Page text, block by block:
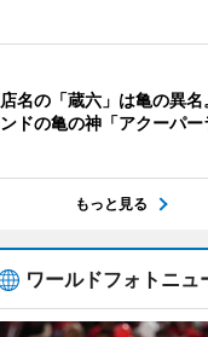
店名の「蔵六」は亀の異
ンドの亀の神「アクーパ
もっと見る
ワールドフォトニュ